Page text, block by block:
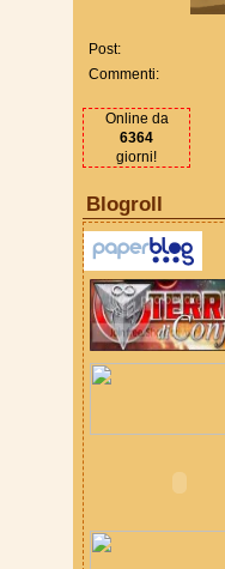
Post:
Commenti:
Online da
6364
giorni!
Blogroll